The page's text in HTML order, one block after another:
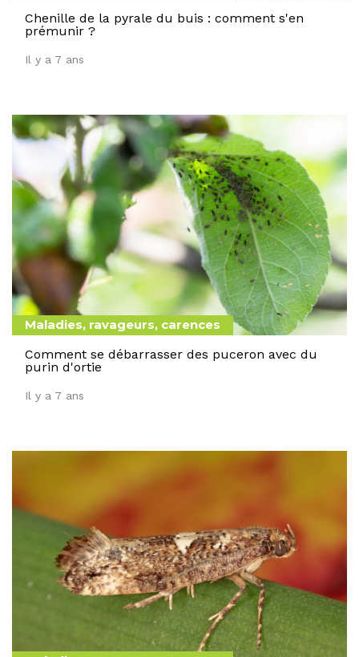
Chenille de la pyrale du buis : comment s'en
prémunir ?
Il y a 7 ans
Maladies, ravageurs, carences
Comment se débarrasser des puceron avec du
purin d'ortie
Il y a 7 ans